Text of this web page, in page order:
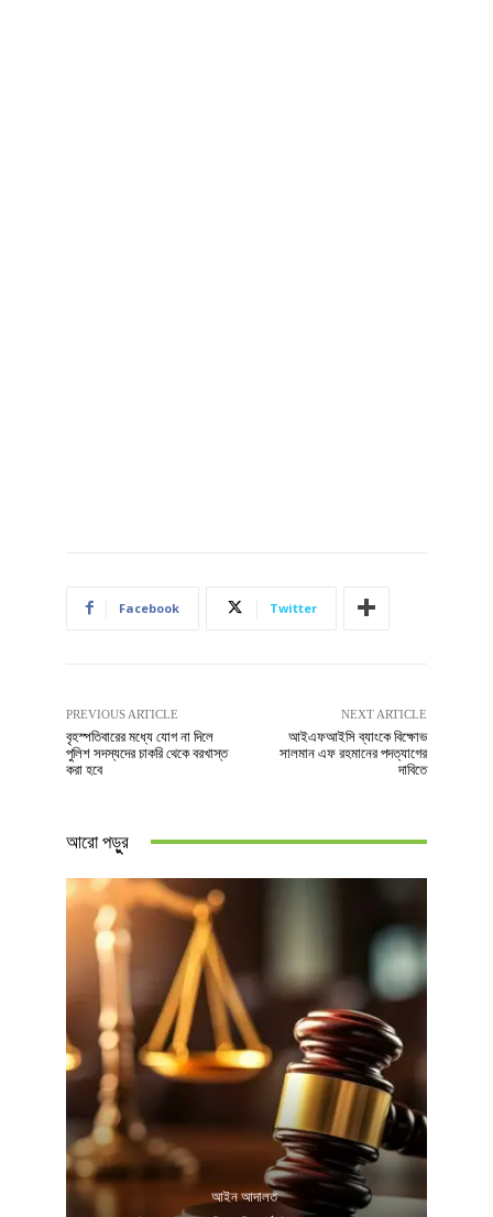
Facebook Twitter
PREVIOUS ARTICLE
বৃহস্পতিবারের মধ্যে যোগ না দিলে
পুলিশ সদস্যদের চাকরি থেকে বরখাস্ত
করা হবে
NEXT ARTICLE
আইএফআইসি ব্যাংকে বিক্ষোভ
সালমান এফ রহমানের পদত্যাগের
দাবিতে
আরো পড়ুুর
আইন আদালত